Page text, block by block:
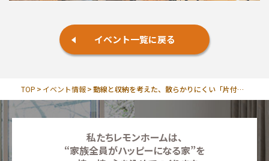
イベント一覧に戻る
TOP イベント情報 動線と収納を考えた、散らかりにくい「片付け上手になる家」
私たちレモンホームは、
“家族全員がハッピーになる家”を